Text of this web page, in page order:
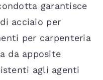
garantisce
acciaio per
per carpenteria
da apposite
agli agenti